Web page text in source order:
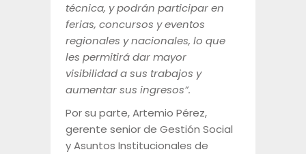
técnica, y podrán participar en
ferias, concursos y eventos
regionales y nacionales, lo que
les permitirá dar mayor
visibilidad a sus trabajos y
aumentar sus ingresos”.
Por su parte, Artemio Pérez,
gerente senior de Gestión Social
y Asuntos Institucionales de